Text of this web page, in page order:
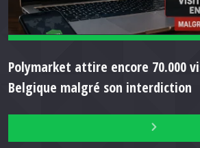
Polymarket attire encore 70.000
Belgique malgré son interdiction